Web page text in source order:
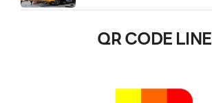
QR CODE LINE